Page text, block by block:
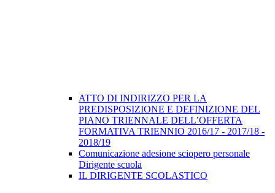
ATTO DI INDIRIZZO PER LA
PREDISPOSIZIONE E DEFINIZIONE DEL
PIANO TRIENNALE DELL’OFFERTA
FORMATIVA TRIENNIO 2016/17 - 2017/18 -
2018/19
Comunicazione adesione sciopero personale
Dirigente scuola
IL DIRIGENTE SCOLASTICO